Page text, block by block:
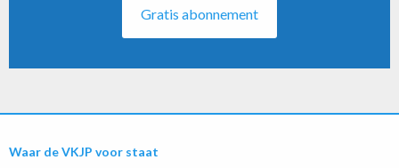
Gratis abonnement
Waar de VKJP voor staat